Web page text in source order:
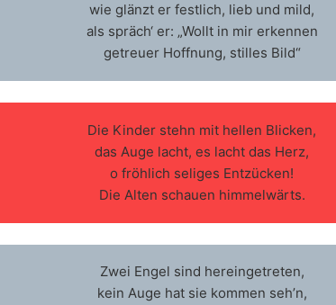
wie glänzt er festlich, lieb und mild,
als spräch‘ er: „Wollt in mir erkennen
getreuer Hoffnung, stilles Bild“
Die Kinder stehn mit hellen Blicken,
das Auge lacht, es lacht das Herz,
o fröhlich seliges Entzücken!
Die Alten schauen himmelwärts.
Zwei Engel sind hereingetreten,
kein Auge hat sie kommen seh’n,